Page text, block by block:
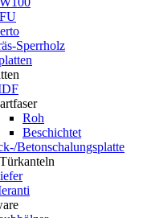
Sperrholz
Roh
Beschichtet
Betonschalungsplatte